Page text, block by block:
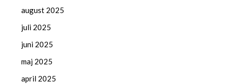
august 2025
juli 2025
juni 2025
maj 2025
april 2025